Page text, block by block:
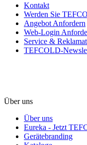
Kontakt
Werden Sie
Angebot Anfordern
Web-Login
Service &
TEFCOLD-
Über uns
Über uns
Eureka - Jetzt
Gerätebranding